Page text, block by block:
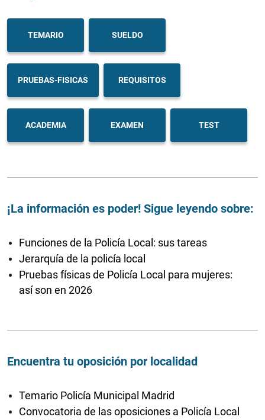
TEMARIO SUELDO
PRUEBAS-FISICAS REQUISITOS
ACADEMIA EXAMEN TEST
¡La información es poder! Sigue leyendo sobre:
Funciones de la Policía Local: sus tareas
Jerarquía de la policía local
Pruebas físicas de Policía Local para mujeres:
así son en 2026
Encuentra tu oposición por localidad
Temario Policía Municipal Madrid
Convocatoria de las oposiciones a Policía Local